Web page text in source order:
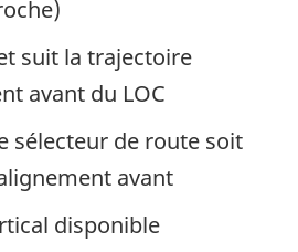
suit la trajectoire
avant du LOC
sélecteur de route soit
avant
disponible